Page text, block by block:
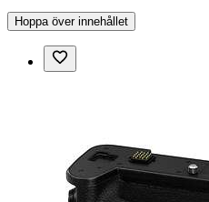
Hoppa över innehållet